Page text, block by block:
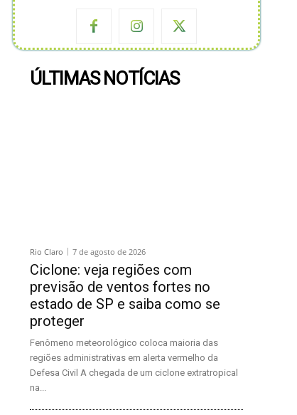
ÚLTIMAS NOTÍCIAS
Rio Claro 7 de agosto de 2026
Ciclone: veja regiões com
previsão de ventos fortes no
estado de SP e saiba como se
proteger
Fenômeno meteorológico coloca maioria das
regiões administrativas em alerta vermelho da
Defesa Civil A chegada de um ciclone extratropical
na...